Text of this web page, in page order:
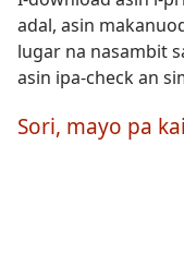
adal, asin
lugar na nasambit
asin ipa-check an
Sori, mayo pa